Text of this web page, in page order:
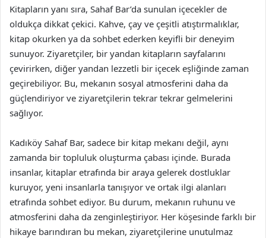
Kitapların yanı sıra, Sahaf Bar’da sunulan içecekler de
oldukça dikkat çekici. Kahve, çay ve çeşitli atıştırmalıklar,
kitap okurken ya da sohbet ederken keyifli bir deneyim
sunuyor. Ziyaretçiler, bir yandan kitapların sayfalarını
çevirirken, diğer yandan lezzetli bir içecek eşliğinde zaman
geçirebiliyor. Bu, mekanın sosyal atmosferini daha da
güçlendiriyor ve ziyaretçilerin tekrar tekrar gelmelerini
sağlıyor.
Kadıköy Sahaf Bar, sadece bir kitap mekanı değil, aynı
zamanda bir topluluk oluşturma çabası içinde. Burada
insanlar, kitaplar etrafında bir araya gelerek dostluklar
kuruyor, yeni insanlarla tanışıyor ve ortak ilgi alanları
etrafında sohbet ediyor. Bu durum, mekanın ruhunu ve
atmosferini daha da zenginleştiriyor. Her köşesinde farklı bir
hikaye barındıran bu mekan, ziyaretçilerine unutulmaz